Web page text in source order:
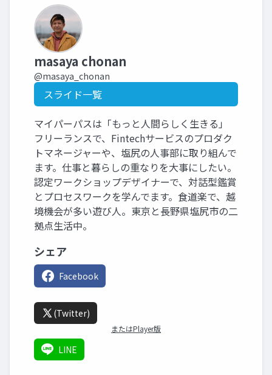
masaya chonan
@masaya_chonan
スライド一覧
マイパーパスは「もっと人間らしく生きる」
フリーランスで、Fintechサービスのプロダク
トマネージャーや、塩尻の人事部に取り組んで
ます。仕事と暮らしの重なりを大事にしたい。
認定ワークショップデザイナーで、対話型鑑賞
とプロセスワークを学んでます。食道楽で、越
境機会が多い遊び人。東京と長野県塩尻市の二
拠点生活中。
シェア
Facebook
(Twitter)
またはPlayer版
LINE